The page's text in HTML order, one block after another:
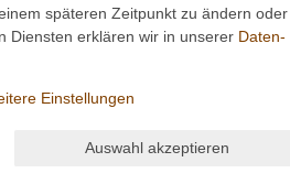
späteren Zeitpunkt zu ändern oder
Diensten erklären wir in unserer Daten­
Einstellungen
Auswahl akzeptieren